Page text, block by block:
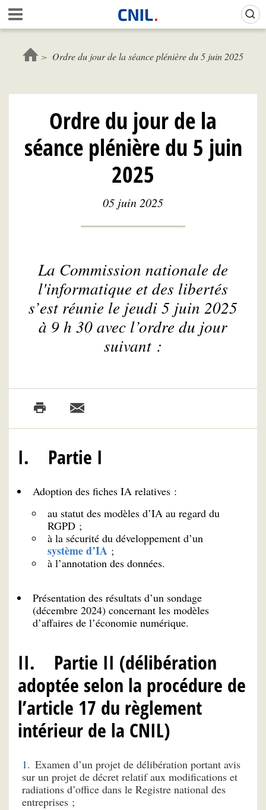
Aller
au
contenu
principal
c
u
l
C
N
I
L
Ordre du jour de la séance plénière du 5 juin 2025
Ordre du jour de la
séance plénière du 5 juin
2025
05 juin 2025
La Commission nationale de
l'informatique et des libertés
s’est réunie le jeudi 5 juin 2025
à 9 h 30 avec l’ordre du jour
suivant :
I. Partie I
Adoption des fiches IA relatives :
au statut des modèles d’IA au regard du
RGPD ;
à la sécurité du développement d’un
système d’IA ;
à l’annotation des données.
Présentation des résultats d’un sondage
(décembre 2024) concernant les modèles
d’affaires de l’économie numérique.
II. Partie II (délibération
adoptée selon la procédure de
l’article 17 du règlement
intérieur de la CNIL)
Examen d’un projet de délibération portant avis
sur un projet de décret relatif aux modifications et
radiations d’office dans le Registre national des
entreprises ;
Gestion de vos préférences sur les cookies (témoins de connexion)